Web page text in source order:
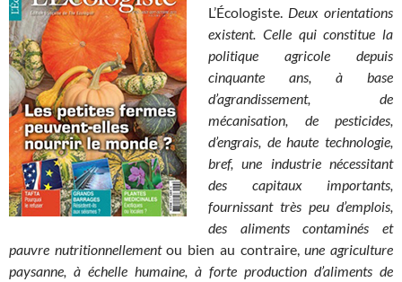
L’Écologiste. Deux orientations
existent. Celle qui constitue la
politique agricole depuis
cinquante ans, à base
d’agrandissement, de
mécanisation, de pesticides,
d’engrais, de haute technologie,
bref, une industrie nécessitant
des capitaux importants,
fournissant très peu d’emplois,
des aliments contaminés et
pauvre nutritionnellementou bien au contraire,une agriculture
paysanne, à échelle humaine, à forte production d’aliments de